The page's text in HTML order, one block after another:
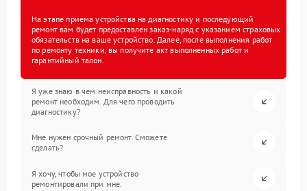
На этапе приема устройства на диагностику и последующий
ремонт вам будет предоставлен заказ-наряд с указанием страховых
обязательств на ваше устройство. Далее, после выполнения работ
по ремонту техники, вы получите акт выполненных работ и
гарантийный талон.
Я уже знаю в чем неисправность и какой
ремонт необходим. Для чего проводить
диагностику?
Мне нужен срочный ремонт. Сможете
сделать?
Я хочу, чтобы мое устройство
ремонтировали при мне.